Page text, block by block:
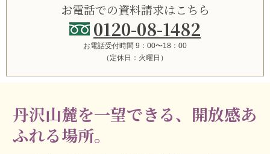
お電話での資料請求はこちら
0120-08-1482
お電話受付時間 9：00〜18：00
（定休日：火曜日）
丹沢山麓を一望できる、開放感あ
ふれる場所。